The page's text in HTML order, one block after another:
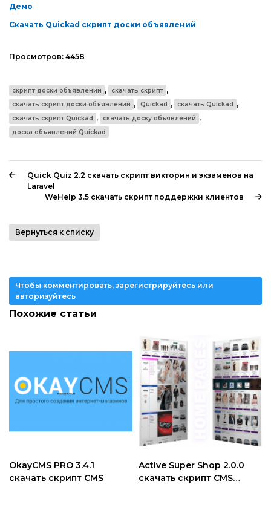
Демо
Скачать Quickad скрипт доски объявлений
Просмотров: 4458
скрипт доски объявлений , скачать скрипт ,
скачать скрипт доски объявлений , Quickad , скачать Quickad ,
скачать скрипт Quickad , скачать доску объявлений ,
доска объявлений Quickad
Quick Quiz 2.2 скачать скрипт викторин и экзаменов на
Laravel
WeHelp 3.5 скачать скрипт поддержки клиентов
Вернуться к списку
Чтобы комментировать, зарегистрируйтесь или
авторизуйтесь
Похожие статьи
OkayCMS PRO 3.4.1
скачать скрипт CMS
Active Super Shop 2.0.0
скачать скрипт CMS